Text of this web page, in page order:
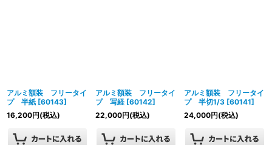
アルミ額装 フリータイ
プ 半紙 [60143]
16,200円(税込)
アルミ額装 フリータイ
プ 写経 [60142]
22,000円(税込)
アルミ額装 フリータイ
プ 半切1/3 [60141]
24,000円(税込)